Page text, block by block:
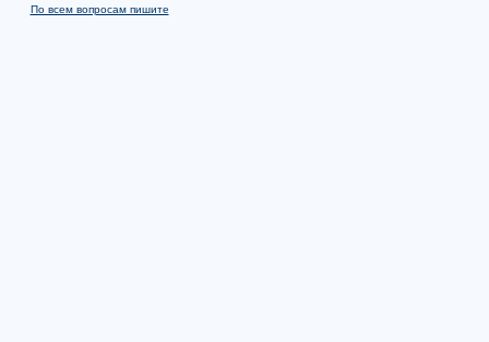
По всем вопросам пишите